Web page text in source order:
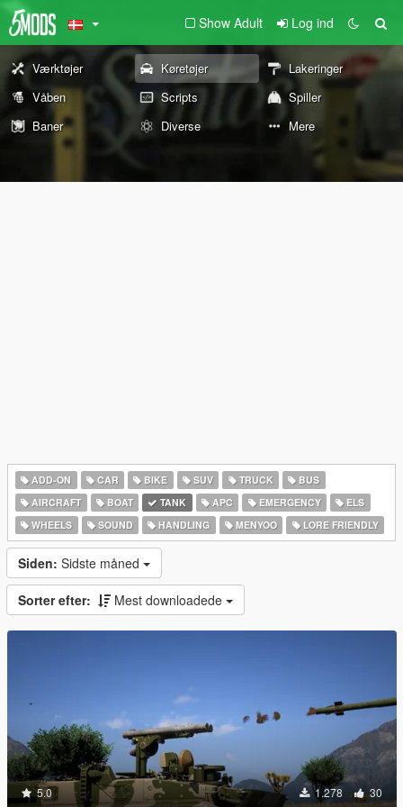
Show Adult Log ind
Værktøjer Køretøjer
Lakeringer
Våben
Scripts
Spiller
Baner
Diverse Mere
ADD-ON CAR BIKE SUV TRUCK
BUS
AIRCRAFT
BOAT TANK APC EMERGENCY
ELS
WHEELS
SOUND HANDLING MENYOO LORE FRIENDLY
Siden: Sidste måned
Sorter efter: Mest downloadede
5.0 1.278 30